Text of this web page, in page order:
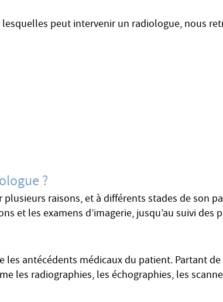
peut intervenir un radiologue, nous
?
raisons, et à différents stades de son
et les examens d’imagerie, jusqu’au suivi des
antécédents médicaux du patient. Partant
les radiographies, les échographies, les